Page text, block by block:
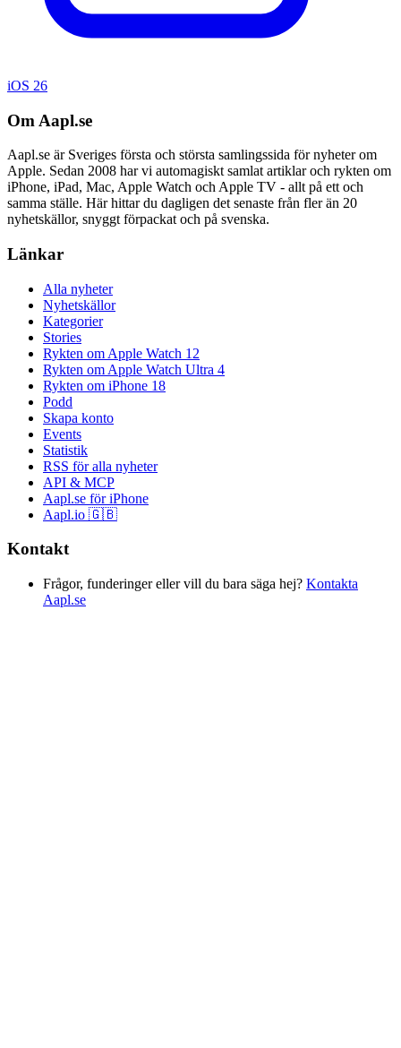
iOS 26
Om Aapl.se
Aapl.se är Sveriges första och största samlingssida för nyheter om
Apple. Sedan 2008 har vi automagiskt samlat artiklar och rykten om
iPhone, iPad, Mac, Apple Watch och Apple TV - allt på ett och
samma ställe. Här hittar du dagligen det senaste från fler än 20
nyhetskällor, snyggt förpackat och på svenska.
Länkar
Alla nyheter
Nyhetskällor
Kategorier
Stories
Rykten om Apple Watch 12
Rykten om Apple Watch Ultra 4
Rykten om iPhone 18
Podd
Skapa konto
Events
Statistik
RSS för alla nyheter
API & MCP
Aapl.se för iPhone
Aapl.io 🇬🇧
Kontakt
Frågor, funderinger eller vill du bara säga hej? Kontakta
Aapl.se